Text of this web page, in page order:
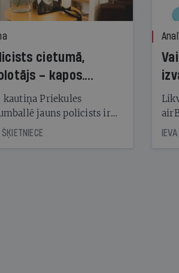
cietumā,
– kapos.
cena Priekulē
kautiņa Priekules
jauns policists ir
cietumā, bet
pedagogs — kapos.
ŠĶIETNIECE